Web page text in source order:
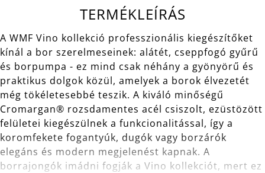
TERMÉKLEÍRÁS
A WMF Vino kollekció professzionális kiegészítőket
kínál a bor szerelmeseinek: alátét, cseppfogó gyűrű
és borpumpa - ez mind csak néhány a gyönyörű és
praktikus dolgok közül, amelyek a borok élvezetét
még tökéletesebbé teszik. A kiváló minőségű
Cromargan® rozsdamentes acél csiszolt, ezüstözött
felületei kiegészülnek a funkcionalitással, így a
koromfekete fogantyúk, dugók vagy borzárók
elegáns és modern megjelenést kapnak. A
borrajongók imádni fogják a Vino kollekciót, mert ez